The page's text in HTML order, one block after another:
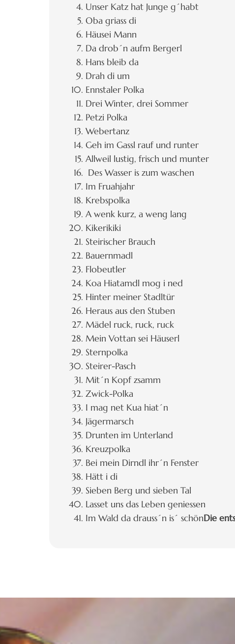
Unser Katz hat Junge g´habt
Oba griass di
Häusei Mann
Da drob´n aufm Bergerl
Hans bleib da
Drah di um
Ennstaler Polka
Drei Winter, drei Sommer
Petzi Polka
Webertanz
Geh im Gassl rauf und runter
Allweil lustig, frisch und munter
Des Wasser is zum waschen
Im Fruahjahr
Krebspolka
A wenk kurz, a weng lang
Kikerikiki
Steirischer Brauch
Bauernmadl
Flobeutler
Koa Hiatamdl mog i ned
Hinter meiner Stadltür
Heraus aus den Stuben
Mädel ruck, ruck, ruck
Mein Vottan sei Häuserl
Sternpolka
Steirer-Pasch
Mit´n Kopf zsamm
Zwick-Polka
I mag net Kua hiat´n
Jägermarsch
Drunten im Unterland
Kreuzpolka
Bei mein Dirndl ihr´n Fenster
Hätt i di
Sieben Berg und sieben Tal
Lasset uns das Leben geniessen
Im Wald da drauss´n is´ schönDie